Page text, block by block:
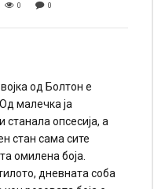
0 0
од Болтон е
малечка ја
станала опсесија, а
стан сама сите
омилена боја.
дневната соба